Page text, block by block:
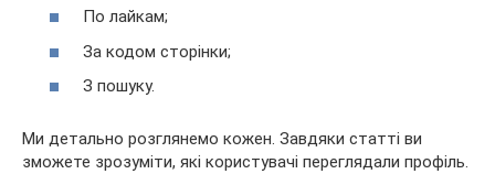
По лайкам;
За кодом сторінки;
З пошуку.
Ми детально розглянемо кожен. Завдяки статті ви
зможете зрозуміти, які користувачі переглядали профіль.